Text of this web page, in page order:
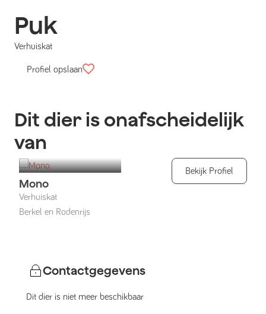
Puk
Verhuiskat
Profiel opslaan
Dit dier is onafscheidelijk
van
Mono
Verhuiskat
Berkel en Rodenrijs
Bekijk Profiel
Contactgegevens
Dit dier is niet meer beschikbaar